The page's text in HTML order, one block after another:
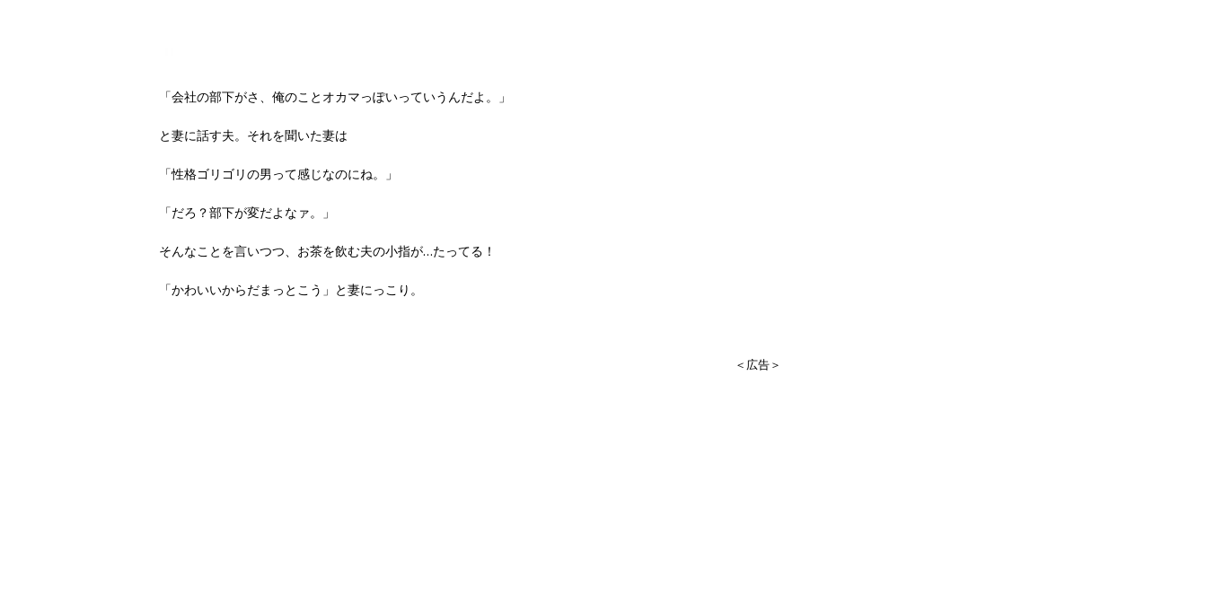
「会社の部下がさ、俺のことオカマっぽいっていうんだよ。」
と妻に話す夫。それを聞いた妻は
「性格ゴリゴリの男って感じなのにね。」
「だろ？部下が変だよなァ。」
そんなことを言いつつ、お茶を飲む夫の小指が…たってる！
「かわいいからだまっとこう」と妻にっこり。
＜広告＞